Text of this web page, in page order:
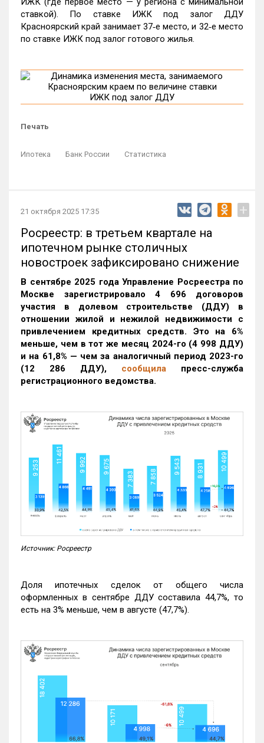
ставкой). По ставке ИЖК под залог ДДУ
Красноярский край занимает 37‑е место, и 32‑е место
по ставке ИЖК под залог готового жилья.
Печать
Ипотека Банк России Статистика
21 октября 2025 17:35 +
Росреестр: в третьем квартале на
ипотечном рынке столичных
новостроек зафиксировано снижение
В сентябре 2025 года Управление Росреестра по
Москве зарегистрировало 4 696 договоров
участия в долевом строительстве (ДДУ) в
отношении жилой и нежилой недвижимости с
привлечением кредитных средств. Это на 6%
меньше, чем в тот же месяц 2024-го (4 998 ДДУ)
и на 61,8% — чем за аналогичный период 2023-го
(12 286 ДДУ), сообщила пресс-служба
регистрационного ведомства.
Источник: Росреестр
Доля ипотечных сделок от общего числа
оформленных в сентябре ДДУ составила 44,7%, то
есть на 3% меньше, чем в августе (47,7%).